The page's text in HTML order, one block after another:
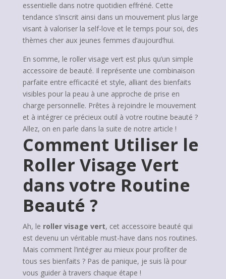
essentielle dans notre quotidien effréné. Cette
tendance s’inscrit ainsi dans un mouvement plus large
visant à valoriser la self-love et le temps pour soi, des
thèmes cher aux jeunes femmes d’aujourd’hui.
En somme, le roller visage vert est plus qu’un simple
accessoire de beauté. Il représente une combinaison
parfaite entre efficacité et style, alliant des bienfaits
visibles pour la peau à une approche de prise en
charge personnelle. Prêtes à rejoindre le mouvement
et à intégrer ce précieux outil à votre routine beauté ?
Allez, on en parle dans la suite de notre article !
Comment Utiliser le
Roller Visage Vert
dans votre Routine
Beauté ?
Ah, le roller visage vert, cet accessoire beauté qui
est devenu un véritable must-have dans nos routines.
Mais comment l’intégrer au mieux pour profiter de
tous ses bienfaits ? Pas de panique, je suis là pour
vous guider à travers chaque étape !